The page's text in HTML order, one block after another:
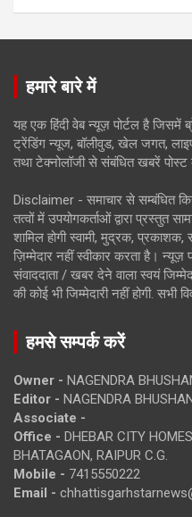
हमारे बारे में
यह एक हिंदी वेब न्यूज़ पोर्टल है जिसमें
ट्रेंडिंग न्यूज, बॉलीवुड, खेल जगत,
तथा टेक्नोलॉजी से संबंधित खबरें पोस्ट
Disclaimer - समाचार से सम्बंधित
तत्वों में उपयोगकर्ताओं द्वारा प्रस्तुत
शामिल होगी स्वामी, मुद्रक,
ज़िम्मेदार नहीं स्वीकार करता है। न्यूज़
संवाददाता / खबर देने वाला स्वयं
की कोई भी जिम्मेदारी नहीं होगी. सभी
हमसे सम्पर्क करें
Owner - NAGENDRA
Editor - NAGENDRA
Associate -
Office - DHEBAR CITY
BHATAGAON, RAIPUR C.G.
Mobile - 7415550222
Email -